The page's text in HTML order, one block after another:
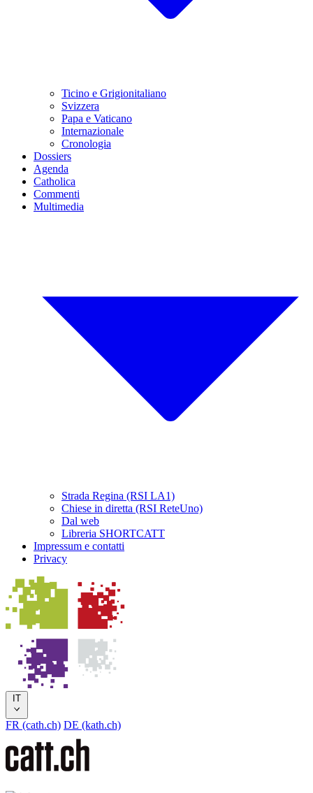
Ticino e Grigionitaliano
Svizzera
Papa e Vaticano
Internazionale
Cronologia
Dossiers
Agenda
Catholica
Commenti
Multimedia
Strada Regina (RSI LA1)
Chiese in diretta (RSI ReteUno)
Dal web
Libreria SHORTCATT
Impressum e contatti
Privacy
IT
FR (cath.ch) DE (kath.ch)